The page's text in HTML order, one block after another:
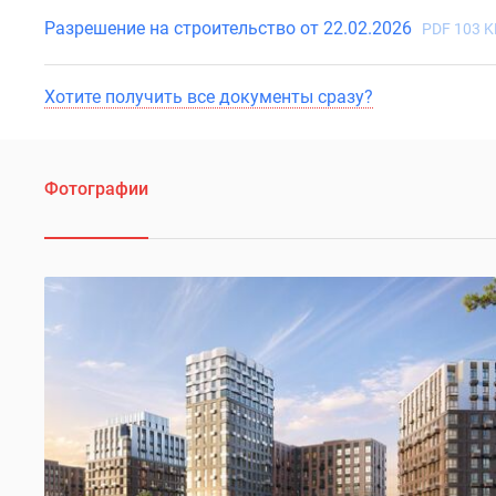
Разрешение на строительство от 22.02.2026
PDF 103
Хотите получить все документы сразу?
Фотографии